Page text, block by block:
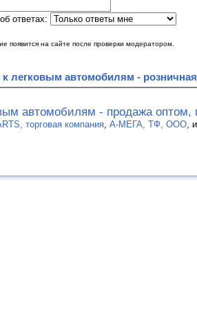
ответах:
появится на сайте после проверки модератором.
к легковым автомобилям -
автомобилям - продажа оптом,
торговая компания А-МЕГА, ТФ, ООО ,